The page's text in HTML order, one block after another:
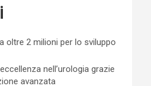
oltre 2 milioni per lo sviluppo
nell’urologia grazie
avanzata